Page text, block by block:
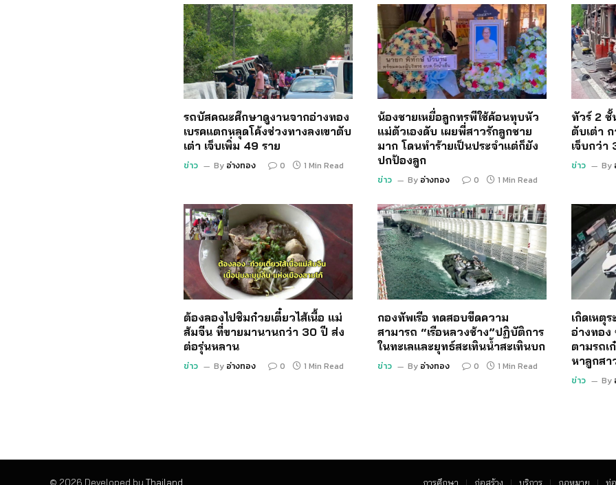
รถบัสคณะศึกษาดูงานจากอ่างทอง
เบรคแตกหลุดโค้งช่วงทางลงเขาตับ
เต่า เจ็บเพิ่ม 49 ราย
ข่าว By อ่างทอง 0 1 Min Read
น้องชายเหยื่อลูกทรพีใช้ค้อนทุบหัว
แม่ตัวเองดับ เผยพี่สาวรักลูกชาย
มาก โดนทำร้ายเป็นประจำแต่ก็ยัง
ปกป้องลูก
ข่าว By อ่างทอง 0 1 Min Read
ทัวร์ 2 ชั้
ตับเต่า
เจ็บกว่า
ข่าว By
ต้องลองไปชิมก๋วยเตี๋ยวไส้เนื้อ แม่
ส้มจีน ที่ขายมานานกว่า 30 ปี ส่ง
ต่อรุ่นหลาน
ข่าว By อ่างทอง 0 1 Min Read
กองทัพเรือ ทดสอบขีดความ
สามารถ “เรือหลวงช้าง”ปฏิบัติการ
ในทะเลและยุทธ์สะเทินน้ำสะเทินบก
ข่าว By อ่างทอง 0 1 Min Read
เกิดเหตุ
อ่างทอง
ตามรถเ
หาลูกสา
ข่าว By
© 2026 Developed by Thailand การศึกษา ก่อสร้าง บริการ กฏหมาย ท่